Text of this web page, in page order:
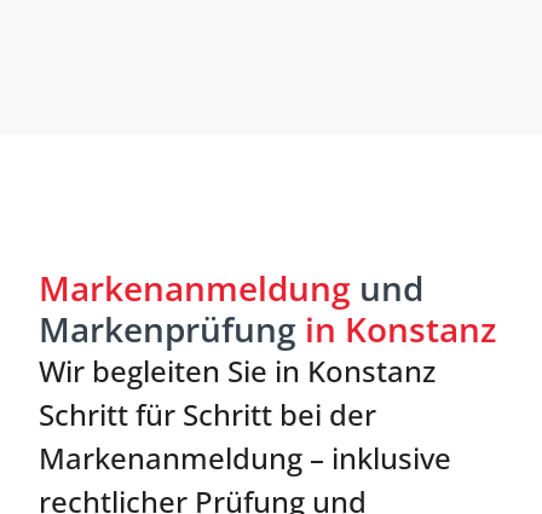
Markenanmeldung und
Markenprüfung in Konstanz
Wir begleiten Sie in Konstanz
Schritt für Schritt bei der
Markenanmeldung – inklusive
rechtlicher Prüfung und